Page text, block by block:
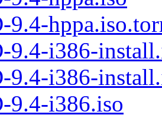
9.4-
9.4-i386-
9.4-i386-
9.4-i386.iso